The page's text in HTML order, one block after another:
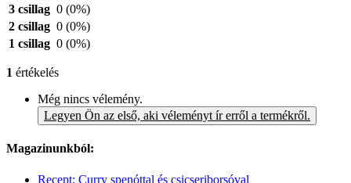
3 csillag 0 (0%)
2 csillag 0 (0%)
1 csillag 0 (0%)
1 értékelés
Még nincs vélemény.
Legyen Ön az első, aki véleményt ír erről a termékről.
Magazinunkból:
Recept: Curry spenóttal és csicseriborsóval